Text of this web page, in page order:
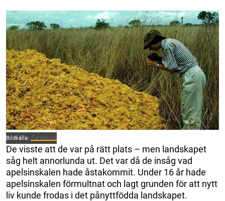
Bildkälla: Facebook
De visste att de var på rätt plats – men landskapet
såg helt annorlunda ut. Det var då de insåg vad
apelsinskalen hade åstakommit. Under 16 år hade
apelsinskalen förmultnat och lagt grunden för att nytt
liv kunde frodas i det pånyttfödda landskapet.